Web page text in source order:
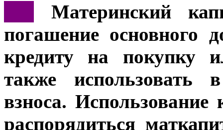
Материнский
погашение основного
кредиту на покупку
также использовать
взноса. Использование
распорядиться